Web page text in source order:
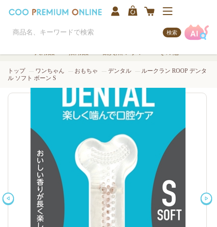
検索
トップ ワンちゃん おもちゃ デンタル
ルークラン ROOP デンタ
ル ソフト ボーン S